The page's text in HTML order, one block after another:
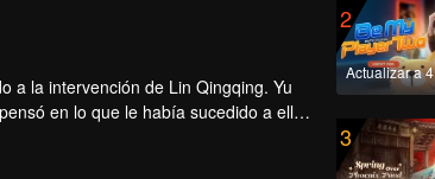
a la intervención de Lin Qingqing. Yu
en lo que le había sucedido a ella
amnesia selectiva y mantener su
2
Actualizar a 4
3